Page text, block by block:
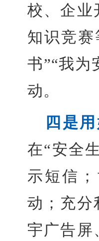
校、企业
知识竞
书”“我为
动。
四是
在“安全
示短信
动；充分
宇广告屏